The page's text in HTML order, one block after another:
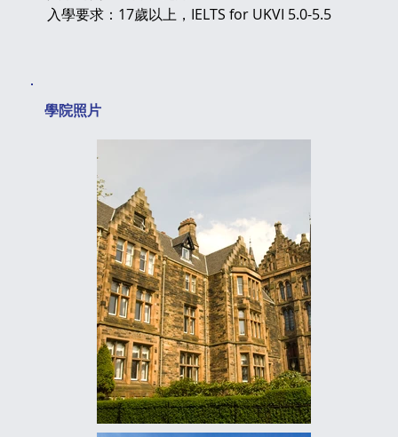
入學要求：17歲以上，IELTS for UKVI 5.0-5.5
​學院照片